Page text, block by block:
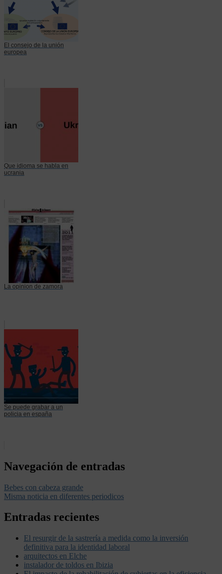
El consejo de la unión
europea
Que idioma se habla en
ucrania
La opinion de zamora
Se puede grabar a un
policia en españa
Navegación de entradas
Bebes con cabeza grande
Misma noticia en diferentes periodicos
Entradas recientes
El resurgir de la sastrería a medida como la inversión
definitiva para la identidad laboral
arquitectos en Elche
instalador de toldos en Ibizia